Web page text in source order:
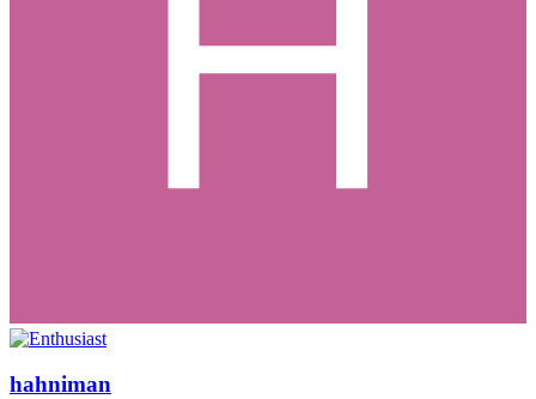
hahniman